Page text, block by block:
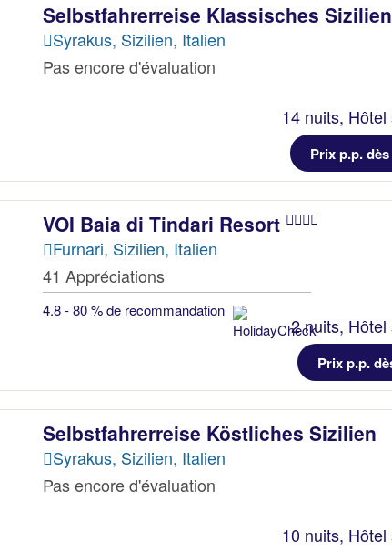
Selbstfahrerreise Klassisches
Syrakus, Sizilien, Italien
Pas encore d'évaluation
14 nuits,
Prix p.p. dès
VOI Baia di Tindari Resort
Furnari, Sizilien, Italien
41 Appréciations
4.8 - 80 % de recommandation
2 nuits, Hôtel
Prix p.p.
Selbstfahrerreise Köstliches Sizilien
Syrakus, Sizilien, Italien
Pas encore d'évaluation
10 nuits,